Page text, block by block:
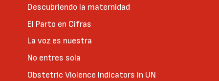
Descubriendo la maternidad
El Parto en Cifras
La voz es nuestra
No entres sola
Obstetric Violence Indicators in UN